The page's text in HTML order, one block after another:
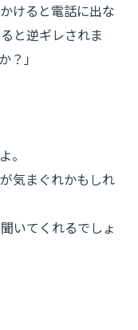
けると電話に出な
と逆ギレされま
？」
。
気まぐれかもしれ
いてくれるでしょ